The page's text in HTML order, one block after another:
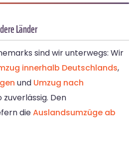
Länder
sind wir unterwegs: Wir
innerhalb Deutschlands,
und Umzug nach
zuverlässig. Den
dieAuslandsumzüge ab